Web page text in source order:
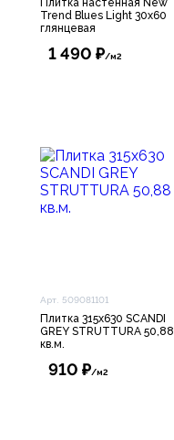
Плитка настенная New
Trend Blues Light 30х60
глянцевая
1 490 ₽/м2
Арт. 509081101
Плитка 315х630 SCANDI
GREY STRUTTURA 50,88
кв.м.
910 ₽/м2